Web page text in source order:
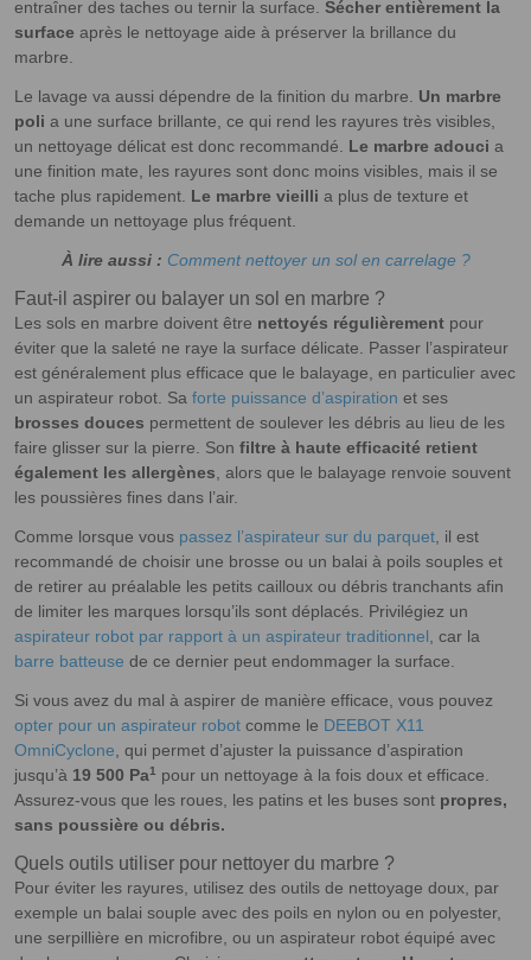
entraîner des taches ou ternir la surface. Sécher entièrement la
surface après le nettoyage aide à préserver la brillance du
marbre.
Le lavage va aussi dépendre de la finition du marbre. Un marbre
poli a une surface brillante, ce qui rend les rayures très visibles,
un nettoyage délicat est donc recommandé. Le marbre adouci a
une finition mate, les rayures sont donc moins visibles, mais il se
tache plus rapidement. Le marbre vieilli a plus de texture et
demande un nettoyage plus fréquent.
À lire aussi : Comment nettoyer un sol en carrelage ?
Faut-il aspirer ou balayer un sol en marbre ?
Les sols en marbre doivent être nettoyés régulièrement pour
éviter que la saleté ne raye la surface délicate. Passer l’aspirateur
est généralement plus efficace que le balayage, en particulier avec
un aspirateur robot. Sa forte puissance d’aspiration et ses
brosses douces permettent de soulever les débris au lieu de les
faire glisser sur la pierre. Son filtre à haute efficacité retient
également les allergènes , alors que le balayage renvoie souvent
les poussières fines dans l’air.
Comme lorsque vous passez l’aspirateur sur du parquet , il est
recommandé de choisir une brosse ou un balai à poils souples et
de retirer au préalable les petits cailloux ou débris tranchants afin
de limiter les marques lorsqu’ils sont déplacés. Privilégiez un
aspirateur robot par rapport à un aspirateur traditionnel , car la
barre batteuse de ce dernier peut endommager la surface.
Si vous avez du mal à aspirer de manière efficace, vous pouvez
opter pour un aspirateur robot comme le DEEBOT X11
OmniCyclone , qui permet d’ajuster la puissance d’aspiration
jusqu’à 19 500 Pa1
pour un nettoyage à la fois doux et efficace.
Assurez-vous que les roues, les patins et les buses sont propres,
sans poussière ou débris.
Quels outils utiliser pour nettoyer du marbre ?
Pour éviter les rayures, utilisez des outils de nettoyage doux, par
exemple un balai souple avec des poils en nylon ou en polyester,
une serpillière en microfibre, ou un aspirateur robot équipé avec